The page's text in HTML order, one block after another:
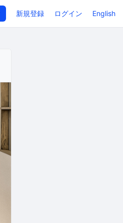
新規登録 ログイン English